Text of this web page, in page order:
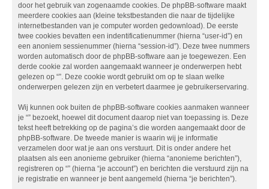
door het gebruik van zogenaamde cookies. De phpBB-software maakt
meerdere cookies aan (kleine tekstbestanden die naar de tijdelijke
internetbestanden van je computer worden gedownload). De eerste
twee cookies bevatten een indentificatienummer (hierna “user-id”) en
een anoniem sessienummer (hierna “session-id”). Deze twee nummers
worden automatisch door de phpBB-software aan je toegewezen. Een
derde cookie zal worden aangemaakt wanneer je onderwerpen hebt
gelezen op “”. Deze cookie wordt gebruikt om op te slaan welke
onderwerpen gelezen zijn en verbetert daarmee je gebruikerservaring.
Wij kunnen ook buiten de phpBB-software cookies aanmaken wanneer
je “” bezoekt, hoewel dit document daarop niet van toepassing is. Deze
tekst heeft betrekking op de pagina’s die worden aangemaakt door de
phpBB-software. De tweede manier is waarin wij je informatie
verzamelen door wat je aan ons verstuurt. Dit is onder andere het
plaatsen als een anonieme gebruiker (hierna “anonieme berichten”),
registreren op “” (hierna “je account”) en berichten die verstuurd zijn na
je registratie en wanneer je bent aangemeld (hierna “je berichten”).